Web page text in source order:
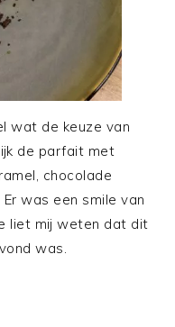
wat de keuze van
de parfait met
chocolade
was een smile van
liet mij weten dat dit
was.